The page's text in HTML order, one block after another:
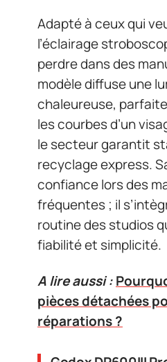
Adapté à ceux qui
l’éclairage
perdre dans des
modèle diffuse une
chaleureuse,
les courbes d’un
le secteur garantit
recyclage express.
confiance lors des
fréquentes ; il
routine des studios
fiabilité et simplicité.
A lire aussi :
pièces détachées
réparations ?